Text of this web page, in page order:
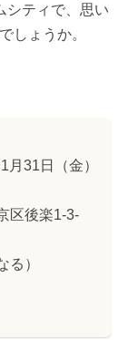
シティで、思い
しょうか。
31日（金）
区後楽1-3-
る）